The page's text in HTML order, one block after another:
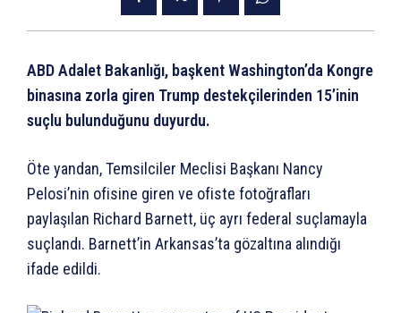
ABD Adalet Bakanlığı, başkent Washington’da Kongre
binasına zorla giren Trump destekçilerinden 15’inin
suçlu bulunduğunu duyurdu.
Öte yandan, Temsilciler Meclisi Başkanı Nancy
Pelosi’nin ofisine giren ve ofiste fotoğrafları
paylaşılan Richard Barnett, üç ayrı federal suçlamayla
suçlandı. Barnett’in Arkansas’ta gözaltına alındığı
ifade edildi.